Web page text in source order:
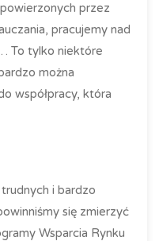
przez
pracujemy nad
To tylko niektóre
można
współpracy, która
i bardzo
się zmierzyć
Wsparcia Rynku